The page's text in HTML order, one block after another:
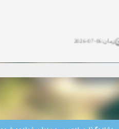
04-2025
زمان:02-26-2025